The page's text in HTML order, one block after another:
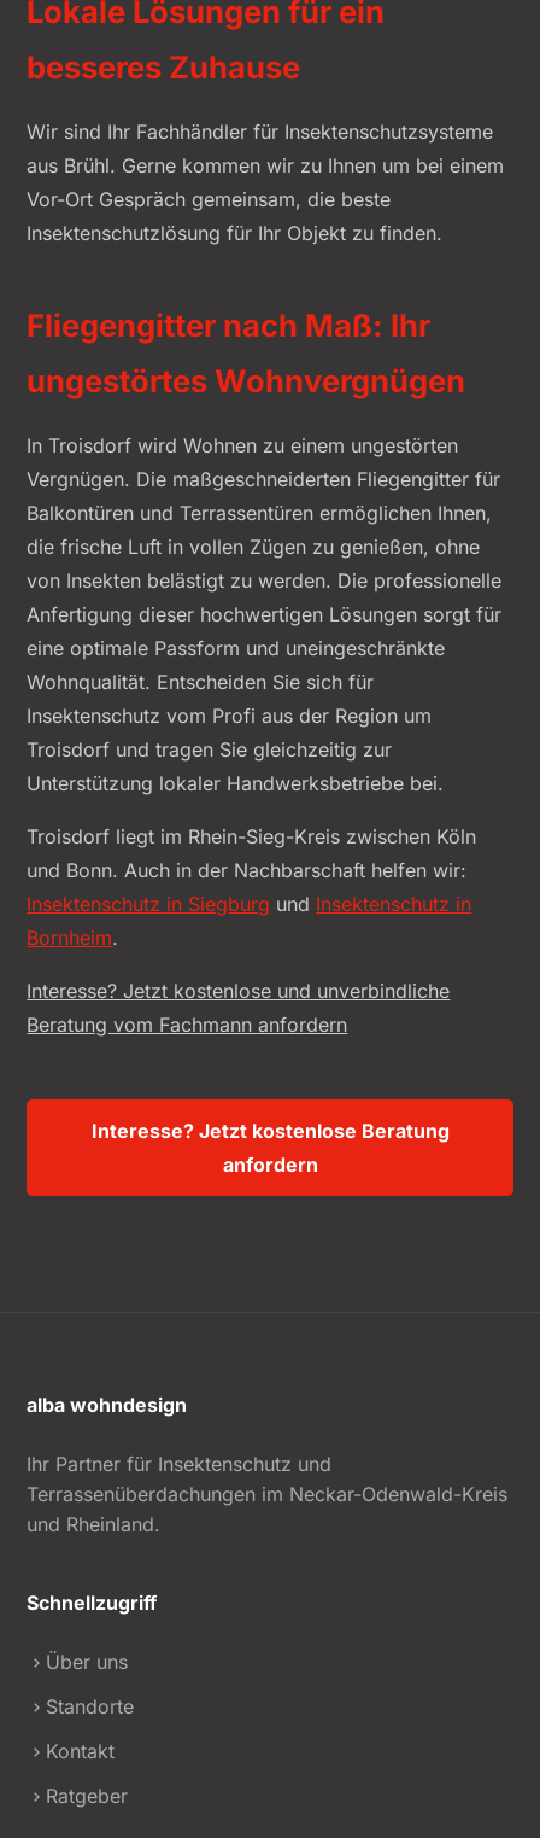
Lokale Lösungen für ein
besseres Zuhause
Wir sind Ihr Fachhändler für Insektenschutzsysteme
aus Brühl. Gerne kommen wir zu Ihnen um bei einem
Vor-Ort Gespräch gemeinsam, die beste
Insektenschutzlösung für Ihr Objekt zu finden.
Fliegengitter nach Maß: Ihr
ungestörtes Wohnvergnügen
In Troisdorf wird Wohnen zu einem ungestörten
Vergnügen. Die maßgeschneiderten Fliegengitter für
Balkontüren und Terrassentüren ermöglichen Ihnen,
die frische Luft in vollen Zügen zu genießen, ohne
von Insekten belästigt zu werden. Die professionelle
Anfertigung dieser hochwertigen Lösungen sorgt für
eine optimale Passform und uneingeschränkte
Wohnqualität. Entscheiden Sie sich für
Insektenschutz vom Profi aus der Region um
Troisdorf und tragen Sie gleichzeitig zur
Unterstützung lokaler Handwerksbetriebe bei.
Troisdorf liegt im Rhein-Sieg-Kreis zwischen Köln
und Bonn. Auch in der Nachbarschaft helfen wir:
Insektenschutz in Siegburg und Insektenschutz in
Bornheim.
Interesse? Jetzt kostenlose und unverbindliche
Beratung vom Fachmann anfordern
Interesse? Jetzt kostenlose Beratung
anfordern
alba wohndesign
Ihr Partner für Insektenschutz und
Terrassenüberdachungen im Neckar-Odenwald-Kreis
und Rheinland.
Schnellzugriff
Über uns
Standorte
Kontakt
Ratgeber